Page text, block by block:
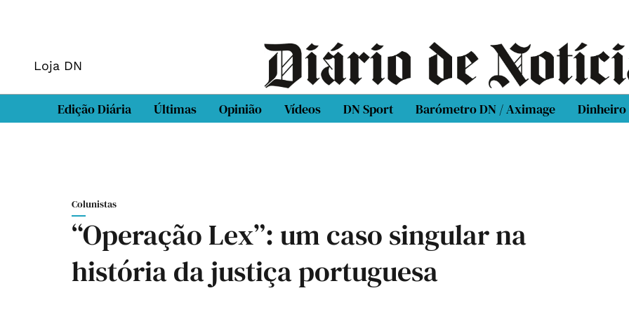
Loja DN
Edição Diária Últimas Opinião Vídeos DN Sport Barómetro DN / Aximage Dinheiro
Colunistas
“Operação Lex”: um caso singular na
história da justiça portuguesa